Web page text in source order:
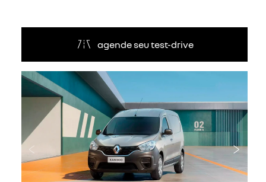
agende seu test-drive
Anterior